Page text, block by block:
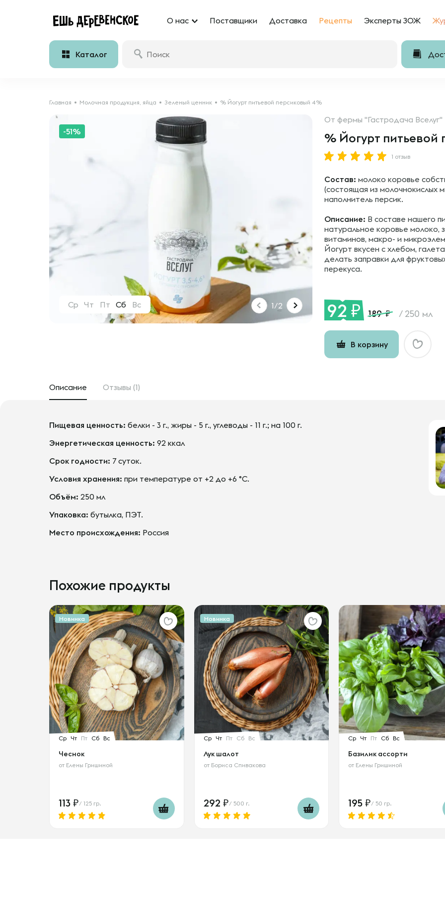
О нас Поставщики Доставка Рецепты Эксперты ЗОЖ
Каталог
Главная Молочная продукция, яйца Зеленый ценник % Йогурт питьевой персиковый 4%
1/2
-51%
Ср Чт Пт Сб Вс
От фермы "Гастродача Вселуг"
% Йогурт питьевой
1 отзыв
Состав: молоко коровье
(состоящая из молочнокислых
наполнитель персик.
Описание: В составе нашего
натуральное коровье молоко,
витаминов, макро- и
Йогурт вкусен с хлебом,
делать заправки для
перекуса.
92 189 / 250 мл
В корзину
Описание Отзывы (1)
Пищевая ценность: белки - 3 г., жиры - 5 г., углеводы - 11 г.; на 100 г.
Энергетическая ценность: 92 ккал
Срок годности: 7 суток.
Условия хранения: при температуре от +2 до +6 °С.
Объём: 250 мл
Упаковка: бутылка, ПЭТ.
Место происхождения: Россия
Похожие продукты
Новинка
Ср Чт Пт Сб Вс
Чеснок
от Елены Гришиной
113 / 125 гр.
Новинка
Ср Чт Пт Сб Вс
Лук шалот
от Бориса Спивакова
292 / 500 г.
Ср Чт Пт Сб Вс
Базилик ассорти
от Елены Гришиной
195 / 50 гр.